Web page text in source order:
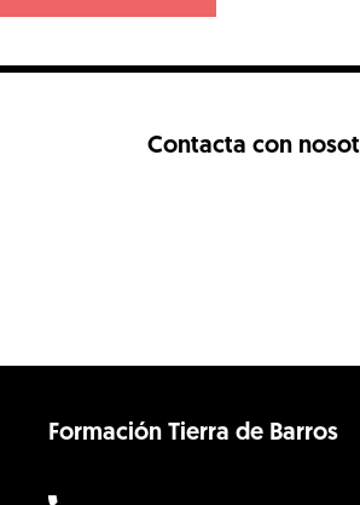
Contacta con
Formación Tierra de Barros